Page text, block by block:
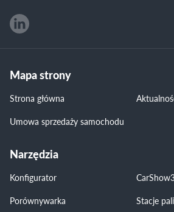
Mapa strony
Strona główna
Umowa sprzedaży samochodu
Narzędzia
Konfigurator
Porównywarka
Stacje